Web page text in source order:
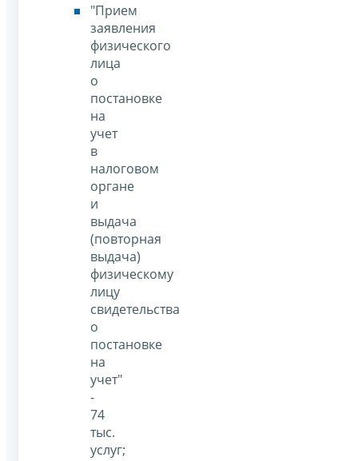
"Прием
заявления
физического
лица
о
постановке
на
учет
в
налоговом
органе
и
выдача
(повторная
выдача)
физическому
лицу
свидетельства
о
постановке
на
учет"
-
74
тыс.
услуг;